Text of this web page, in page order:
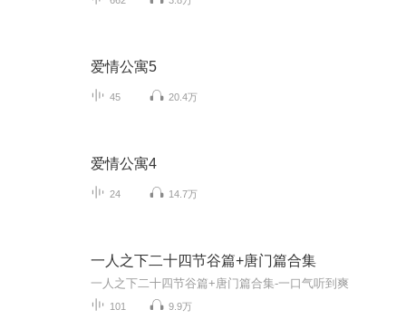
爱情公寓5
45 20.4万
爱情公寓4
24 14.7万
一人之下二十四节谷篇+唐门篇合集
一人之下二十四节谷篇+唐门篇合集-一口气听到爽
101 9.9万